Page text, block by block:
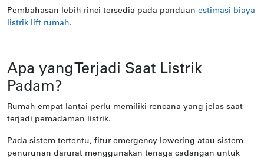
Pembahasan lebih rinci tersedia pada panduan estimasi biaya
listrik lift rumah.
Apa yang Terjadi Saat Listrik
Padam?
Rumah empat lantai perlu memiliki rencana yang jelas saat
terjadi pemadaman listrik.
Pada sistem tertentu, fitur emergency lowering atau sistem
penurunan darurat menggunakan tenaga cadangan untuk